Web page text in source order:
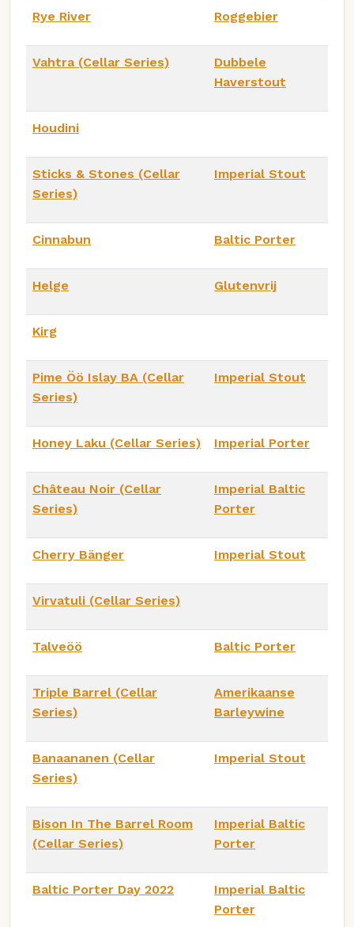
Rye River Roggebier
Vahtra (Cellar Series)
Dubbele
Haverstout
Houdini
Sticks & Stones (Cellar
Series)
Imperial Stout
Cinnabun Baltic Porter
Helge Glutenvrij
Kirg
Pime Öö Islay BA (Cellar
Series)
Imperial Stout
Honey Laku (Cellar Series) Imperial Porter
Château Noir (Cellar
Series)
Imperial Baltic
Porter
Cherry Bänger Imperial Stout
Virvatuli (Cellar Series)
Talveöö Baltic Porter
Triple Barrel (Cellar
Series)
Amerikaanse
Barleywine
Banaananen (Cellar
Series)
Imperial Stout
Bison In The Barrel Room
(Cellar Series)
Imperial Baltic
Porter
Baltic Porter Day 2022
Imperial Baltic
Porter